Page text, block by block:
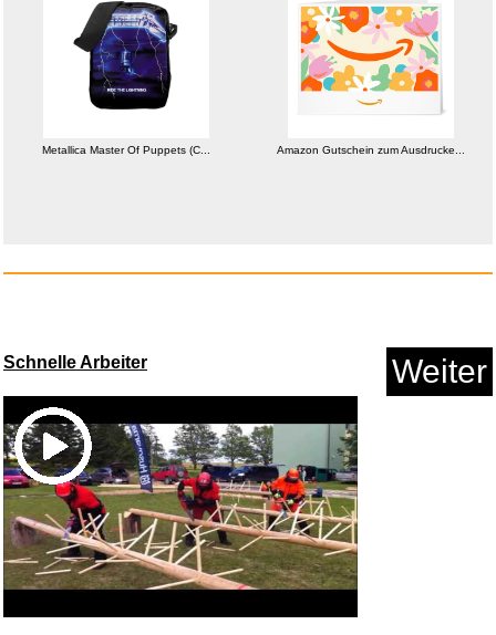
Ausdrucke...
Anzeige
Call of Duty Advanced Warfare ...
Anzeige
Metallica Master Of Puppets (C... Amazon Gutschein zum Ausdrucke...
Schnelle Arbeiter Weiter